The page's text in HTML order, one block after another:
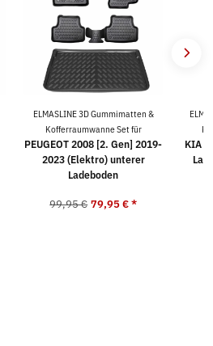
ELMASLINE 3D Gummimatten &
Kofferraumwanne Set für
PEUGEOT 2008 [2. Gen] 2019-
2023 (Elektro) unterer
Ladeboden
99,95 € 79,95 €*
KIA